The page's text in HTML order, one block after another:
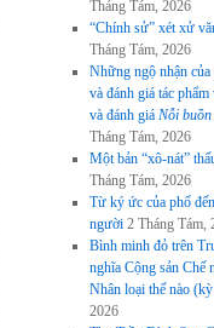
Tháng Tám, 2026
“Chính sử” xét xử
Tháng Tám, 2026
Những ngộ nhận
và đánh giá tác
và đánh giá Nỗi
Tháng Tám, 2026
Một bản “xô-nát”
Tháng Tám, 2026
Từ ký ức của phố
người 2 Tháng Tám,
Bình minh đỏ trên
nghĩa Cộng sản Chế
Nhân loại thế nào
2026